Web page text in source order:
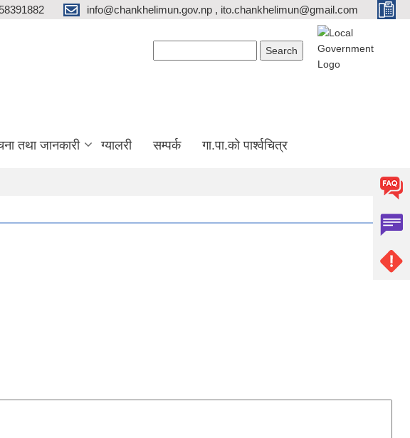
info@chankhelimun.gov.np , ito.chankhelimun@gmail.com
तथा जानकारी ग्यालरी सम्पर्क गा.पा.को पार्श्वचित्र